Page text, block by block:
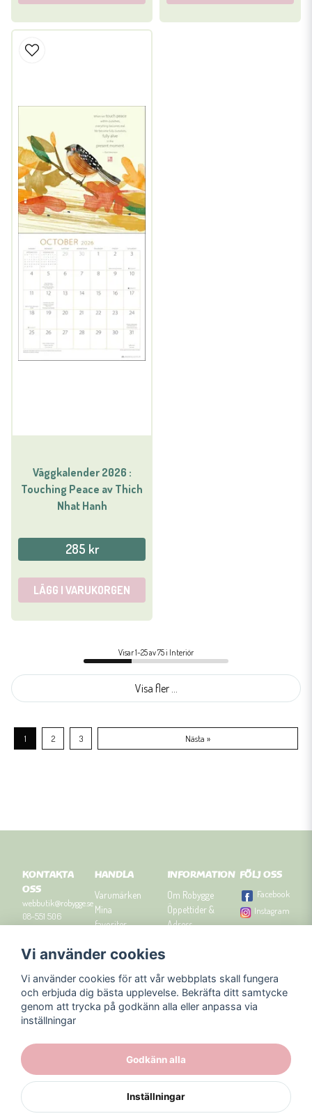
Väggkalender 2026 :
Touching Peace av Thich
Nhat Hanh
285 kr
LÄGG I VARUKORGEN
Visar 1-25 av 75 i Interiör
Visa fler ...
1 2 3 Nästa »
KONTAKTA
OSS
webbutik@robygge.se
08-551 506
Orgnummer: 556463-
HANDLA
Varumärken
Mina
favoriter
Om cookies
Presenttips
INFORMATION
Om Robygge
Öppettider &
Adress
Kontakta oss
Nyhetsbrev
Blogg
FÖLJ OSS
Facebook
Instagram
Vi använder cookies
Vi använder cookies för att vår webbplats skall fungera
och erbjuda dig bästa upplevelse. Bekräfta ditt samtycke
genom att trycka på godkänn alla eller anpassa via
inställningar
Godkänn alla
Inställningar